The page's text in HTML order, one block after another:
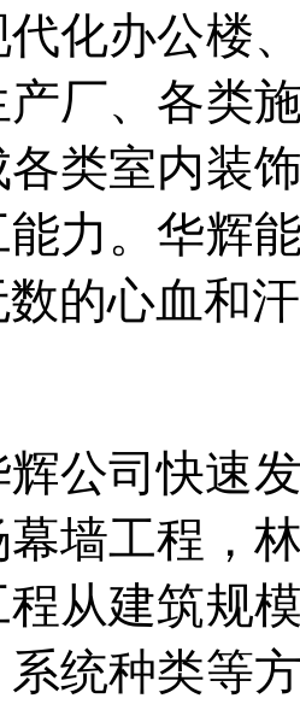
化办公楼
厂、各类
类室内装
力。华辉
的心血和
辉公司快速
墙工程，
程从建筑规
统种类等